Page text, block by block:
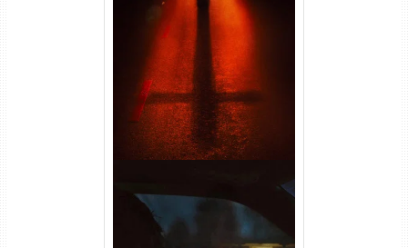
Passageiro do Mal Torrent
(2026) WEB-DL 1080p Dual
Áudio